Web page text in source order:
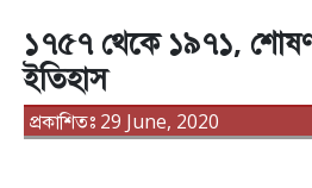
১৭৫৭ থেকে ১৯৭১,
ইতিহাস
প্রকাশিতঃ 29 June, 2020